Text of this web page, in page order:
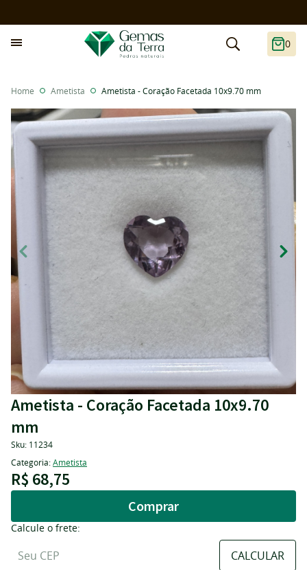
0
Home Ametista Ametista - Coração Facetada 10x9.70 mm
Ametista - Coração Facetada 10x9.70
mm
Sku: 11234
Categoria:Ametista
R$ 68,75
Comprar
Calcule o frete: